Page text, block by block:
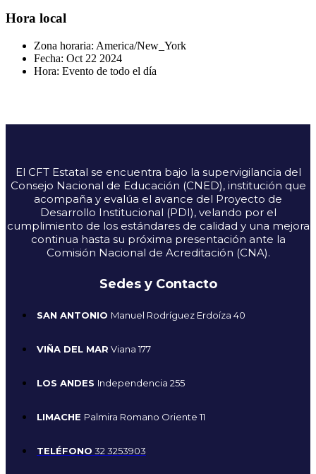
Hora local
Zona horaria: America/New_York
Fecha: Oct 22 2024
Hora: Evento de todo el día
El CFT Estatal se encuentra bajo la supervigilancia del
Consejo Nacional de Educación (CNED), institución que
acompaña y evalúa el avance del Proyecto de
Desarrollo Institucional (PDI), velando por el
cumplimiento de los estándares de calidad y una mejora
continua hasta su próxima presentación ante la
Comisión Nacional de Acreditación (CNA).
Sedes y Contacto
SAN ANTONIO Manuel Rodríguez Erdoíza 40
VIÑA DEL MAR Viana 177
LOS ANDES Independencia 255
LIMACHE Palmira Romano Oriente 11
TELÉFONO 32 3253903